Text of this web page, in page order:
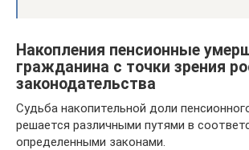
Накопления пенсионные
гражданина с точки зрения
законодательства
Судьба накопительной доли
решается различными путями в
определенными законами.